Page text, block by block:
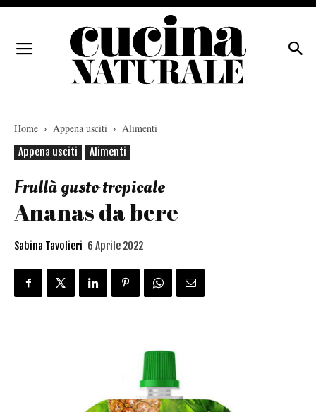
Home Appena usciti
Alimenti
Appena usciti
Alimenti
Frullà gusto tropicale
Ananas da bere
Sabina Tavolieri 6 Aprile 2022